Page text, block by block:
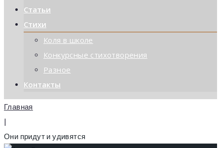
Статьи
Стихи
Коля в школе
Конкурсные стихотворения
Разное
Контакты
Главная
|
Они придут и удивятся